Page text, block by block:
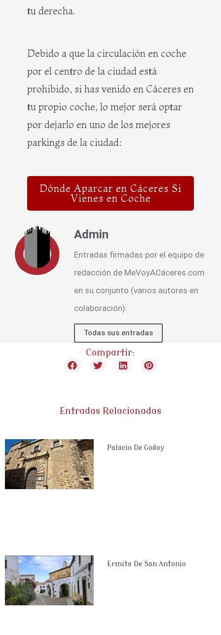
tu derecha.
Debido a que la circulación en coche
por el centro de la ciudad está
prohibido, si has venido en Cáceres en
tu propio coche, lo mejor será optar
por dejarlo en uno de los mejores
parkings de la ciudad:
Dónde Aparcar en Cáceres Si
Vienes en Coche
Admin
Entradas firmadas por el equipo de
redacción de MeVoyACáceres.com
en su conjunto (varios autores en
colaboración).
Todas sus entradas
Compartir:
Entradas Relacionadas
Palacio De Godoy
Ermita De San Antonio